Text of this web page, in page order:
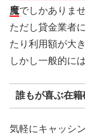
魔でしかありま
ただし貸金業者
たり利用額が大
しかし一般的に
誰もが喜ぶ在籍
気軽にキャッシ